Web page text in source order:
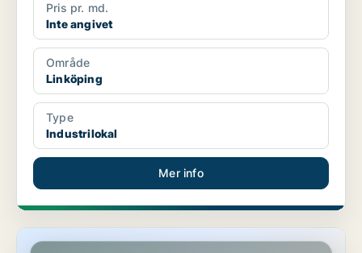
Pris pr. md.
Inte angivet
Område
Linköping
Type
Industrilokal
Mer info
Industrilokal i Södertälje